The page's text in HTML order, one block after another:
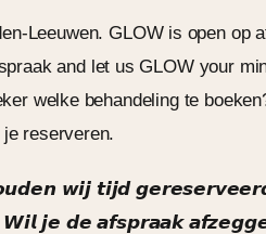
Leeuwen.GLOW is open op
and let us GLOW your
welke behandeling te
reserveren.
𝙬𝙞𝙟 𝙩𝙞𝙟𝙙
𝙟𝙚 𝙙𝙚 𝙖𝙛𝙨𝙥𝙧𝙖𝙖𝙠